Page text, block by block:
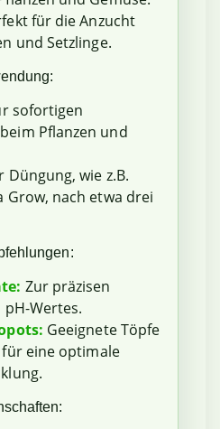
für die Anzucht
und Setzlinge.
sofortigen
Pflanzen und
wie z.B.
Grow, nach etwa drei
Zur präzisen
Wertes.
: Geeignete Töpfe
eine optimale